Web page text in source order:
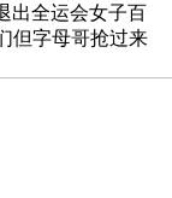
出全运会女子百
但字母哥抢过来